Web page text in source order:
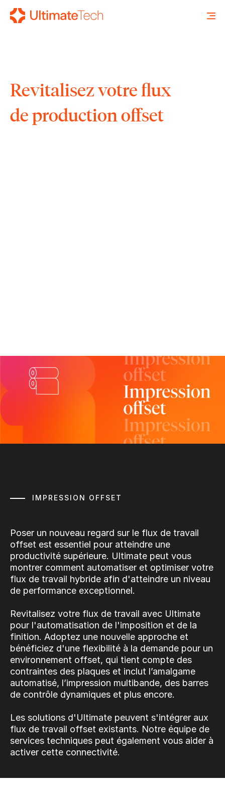
RECHERCHE
Revitalisez votre flux
de production offset
IMPRESSION OFFSET
Poser un nouveau regard sur le flux de travail
offset est essentiel pour atteindre une
productivité supérieure. Ultimate peut vous
montrer comment automatiser et optimiser votre
flux de travail hybride afin d'atteindre un niveau
de performance exceptionnel.
Revitalisez votre flux de travail avec Ultimate
pour l'automatisation de l'imposition et de la
finition. Adoptez une nouvelle approche et
bénéficiez d'une flexibilité à la demande pour un
environnement offset, qui tient compte des
contraintes des plaques et inclut l’amalgame
automatisé, l’impression multibande, des barres
de contrôle dynamiques et plus encore.
Les solutions d'Ultimate peuvent s'intégrer aux
flux de travail offset existants. Notre équipe de
services techniques peut également vous aider à
activer cette connectivité.